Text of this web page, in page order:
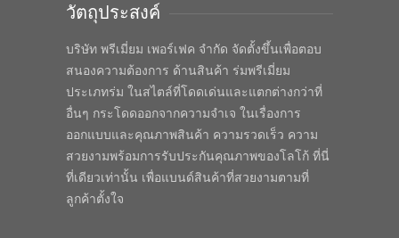
วัตถุประสงค์
บริษัท พรีเมี่ยม เพอร์เฟค จำกัด จัดตั้งขึ้นเพื่อตอบ
สนองความต้องการ ด้านสินค้า ร่มพรีเมี่ยม
ประเภทร่ม ในสไตล์ที่โดดเด่นและแตกต่างกว่าที่
อื่นๆ กระโดดออกจากความจำเจ ในเรื่องการ
ออกแบบและคุณภาพสินค้า ความรวดเร็ว ความ
สวยงามพร้อมการรับประกันคุณภาพของโลโก้ ที่นี่
ที่เดียวเท่านั้น เพื่อแบนด์สินค้าที่สวยงามตามที่
ลูกค้าตั้งใจ